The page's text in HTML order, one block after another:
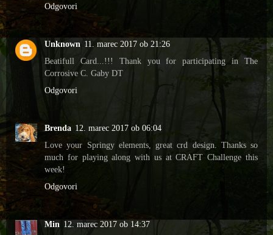
Odgovori
Unknown 11. marec 2017 ob 21:26
Beatifull Card...!!! Thank you for participating in The
Corrosive C. Gaby DT
Odgovori
Brenda 12. marec 2017 ob 06:04
Love your Springy elements, great crd design. Thanks so
much for playing along with us at CRAFT Challenge this
week!
Odgovori
Min 12. marec 2017 ob 14:37